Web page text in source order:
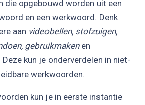
die opgebouwd worden uit een
en een werkwoord. Denk
aan videobellen, stofzuigen,
gebruikmakenen
Deze kun je onderverdelen in niet-
werkwoorden.
kun je in eerste instantie